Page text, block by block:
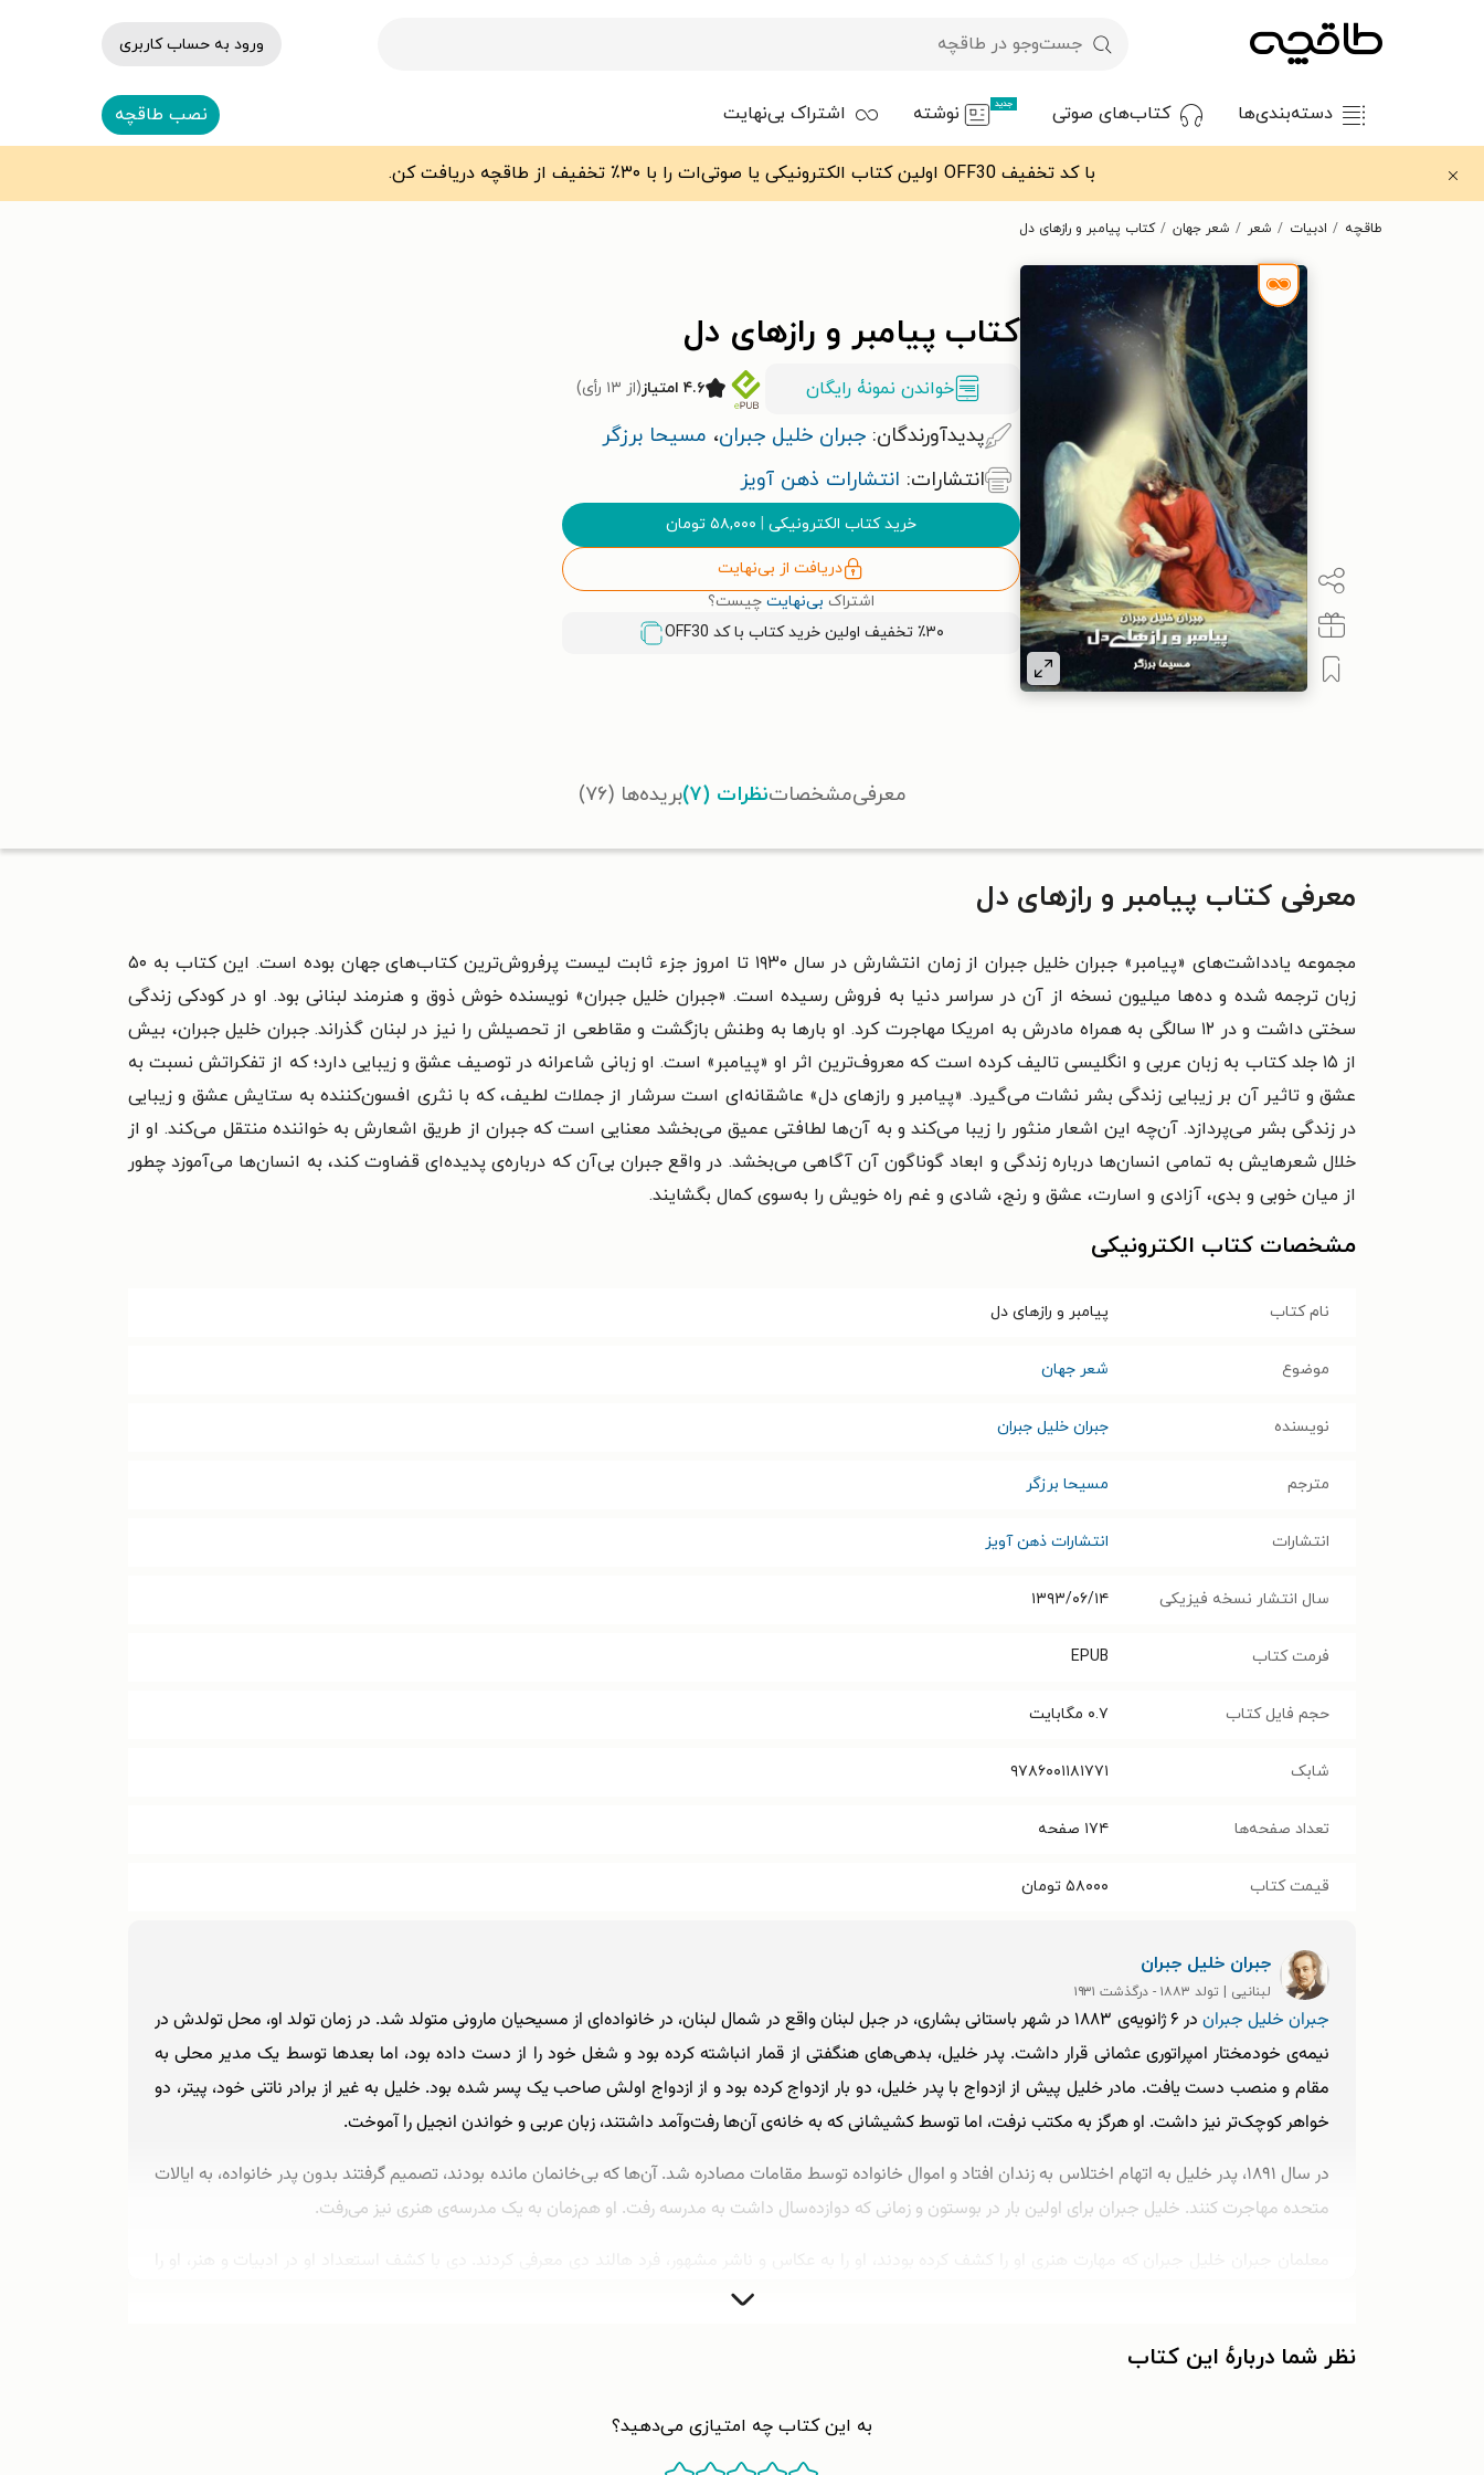
ورود به حساب کاربری
دسته‌بندی‌ها کتاب‌های صوتی جدید نوشته اشتراک بی‌نهایت نصب طاقچه
با کد تخفیف OFF30 اولین کتاب الکترونیکی یا صوتی‌ات را با ۳۰٪ تخفیف از طاقچه دریافت کن.
طاقچه ادبیات شعر شعر جهان کتاب پیامبر و رازهای دل
کتاب پیامبر و رازهای دل
خواندن نمونۀ رایگان ۴.۶ امتیاز (از ۱۳ رأی)
پدیدآورندگان: جبران خلیل جبران، مسیحا برزگر
انتشارات: انتشارات ذهن آویز
خرید کتاب الکترونیکی | ۵۸,۰۰۰ تومان
دریافت از بی‌نهایت
اشتراک بی‌نهایت چیست؟
٪۳۰ تخفیف اولین خرید کتاب با کد
OFF30
معرفیمشخصاتنظرات (۷) بریده‌ها (۷۶)
معرفی کتاب پیامبر و رازهای دل
مجموعه یادداشت‌های «پیامبر» جبران خلیل جبران از زمان انتشارش در سال ۱۹۳۰ تا امروز جزء ثابت لیست پرفروش‌ترین کتاب‌های جهان بوده است. این کتاب به ۵۰
زبان ترجمه شده و ده‌ها میلیون نسخه از آن در سراسر دنیا به فروش رسیده است. «جبران خلیل جبران» نویسنده خوش ذوق و هنرمند لبنانی بود. او در کودکی زندگی
سختی داشت و در ۱۲ سالگی به همراه مادرش به امریکا مهاجرت کرد. او بارها به وطنش بازگشت و مقاطعی از تحصیلش را نیز در لبنان گذراند. جبران خلیل جبران، بیش
از ۱۵ جلد کتاب به زبان عربی و انگلیسی تالیف کرده است که معروف‌ترین اثر او «پیامبر» است. او زبانی شاعرانه در توصیف عشق و زیبایی دارد؛ که از تفکراتش نسبت به
عشق و تاثیر آن بر زیبایی زندگی بشر نشات می‌گیرد. «پیامبر و رازهای دل» عاشقانه‌ای است سرشار از جملات لطیف، که با نثری افسون‌کننده به ستایش عشق و زیبایی
در زندگی بشر می‌پردازد. آن‌چه این اشعار منثور را زیبا می‌کند و به آن‌ها لطافتی عمیق می‌بخشد معنایی است که جبران از طریق اشعارش به خواننده منتقل می‌کند. او از
خلال شعرهایش به تمامی انسان‌ها درباره زندگی و ابعاد گوناگون آن آگاهی می‌بخشد. در واقع جبران بی‌آن‌ که درباره‌ی پدیده‌ای قضاوت کند، به انسان‌ها می‌آموزد چطور
از میان خوبی و بدی، آزادی و اسارت، عشق و رنج، شادی و غم راه خویش را به‌سوی کمال بگشایند.
مشخصات کتاب الکترونیکی
نام کتاب پیامبر و رازهای دل
موضوع شعر جهان
نویسنده جبران خلیل جبران
مترجم مسیحا برزگر
انتشارات انتشارات ذهن آویز
سال انتشار نسخه فیزیکی ۱۳۹۳/۰۶/۱۴
فرمت کتاب EPUB
حجم فایل کتاب ۰.۷ مگابایت
شابک
تعداد صفحه‌ها ۱۷۴ صفحه
قیمت کتاب ۵۸۰۰۰ تومان
جبران خلیل جبران
لبنانیی | تولد ۱۸۸۳ - درگذشت ۱۹۳۱
جبران خلیل جبران
در ۶ ژانویه‌ی ۱۸۸۳ در شهر باستانی بشاری، در جبل لبنان واقع در شمال لبنان، در خانواده‌ای از مسیحیان مارونی متولد شد. در زمان تولد او، محل تولدش در
نیمه‌ی خودمختار امپراتوری عثمانی قرار داشت. پدر خلیل، بدهی‌های هنگفتی از قمار انباشته کرده بود و شغل خود را از دست داده بود، اما بعدها توسط یک مدیر محلی به
مقام و منصب دست یافت. مادر خلیل پیش از ازدواج با پدر خلیل، دو بار ازدواج کرده بود و از ازدواج اولش صاحب یک پسر شده بود. خلیل به غیر از برادر ناتنی خود، پیتر، دو
خواهر کوچک‌تر نیز داشت. او هرگز به مکتب نرفت، اما توسط کشیشانی که به خانه‌ی آن‌ها رفت‌وآمد داشتند، زبان عربی و خواندن انجیل را آموخت.
در سال ۱۸۹۱، پدر خلیل به اتهام اختلاس به زندان افتاد و اموال خانواده توسط مقامات مصادره شد. آ‌ن‌ها که بی‌خانمان مانده بودند، تصمیم گرفتند بدون پدر خانواده، به ایالات
متحده مهاجرت کنند. خلیل جبران برای اولین بار در بوستون و زمانی که دوازده‌سال داشت به مدرسه رفت. او هم‌زمان به یک مدرسه‌ی هنری نیز می‌رفت.
معلمان جبران خلیل جبران که مهارت هنری او را کشف کرده بودند، او را به عکاس و ناشر مشهور، فرد هالند دی معرفی کردند. دی با کشف استعداد او در ادبیات و هنر، او را
راهنمایی کرد و خلیل جبران را نابغه‌ی طبیعی خواند. خلیل جبران تحت سرپرستی دی شروع به تصویرسازی کتاب‌ها و کشیدن پرتره کرد.
مادر و برادر جبران که متوجه علاقه‌مندی او به فرهنگ غربی شده بودند، تصمیم گرفتند او را به لبنان بازگردانند تا خلیل جبران بتواند ابتدا با میراث خود آشنا شود. به همین
جبران پس از اتمام تحصیلات خود در بیروت، در سال ۱۹۰۲ به بوستون بازگشت. در سال ۱۹۰۳، خواهر و برادر او بر اثر سل و مادرش بر اثر سرطان درگذشتند. جبران در این زمان
نظر شما دربارهٔ این کتاب
به این کتاب چه امتیازی می‌دهید؟